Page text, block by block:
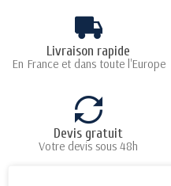
Livraison rapide
En France et dans toute l'Europe
Devis gratuit
Votre devis sous 48h